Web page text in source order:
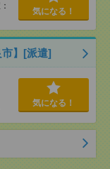
気になる！
市】[派遣]
気になる！